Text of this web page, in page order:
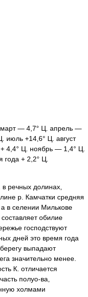
— 4,7° Ц. апрель —
июль +14,6° Ц. август
4,4° Ц. ноябрь — 1,4° Ц.
+ 2,2° Ц.
речных долинах,
р. Камчатки средняя
в селении Милькове
обилие
господствуют
дней это время года
выпадают
значительно менее.
К. отличается
полуо-ва,
холмами